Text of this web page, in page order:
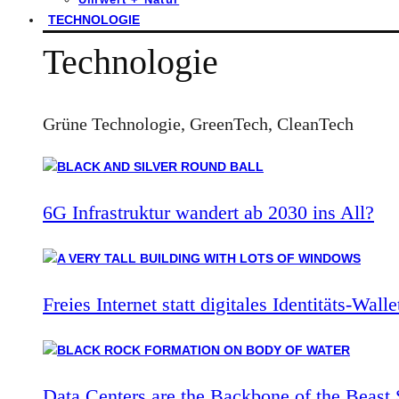
TECHNOLOGIE
Technologie
Grüne Technologie, GreenTech, CleanTech
6G Infrastruktur wandert ab 2030 ins All?
Freies Internet statt digitales Identitäts-